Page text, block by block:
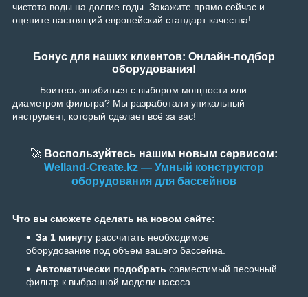
чистота воды на долгие годы. Закажите прямо сейчас и
оцените настоящий европейский стандарт качества!
Бонус для наших клиентов: Онлайн-подбор
оборудования!
Боитесь ошибиться с выбором мощности или
диаметром фильтра? Мы разработали уникальный
инструмент, который сделает всё за вас!
🚀 Воспользуйтесь нашим новым сервисом:
Welland-Create.kz — Умный конструктор
оборудования для бассейнов
Что вы сможете сделать на новом сайте:
За 1 минуту рассчитать необходимое
оборудование под объем вашего бассейна.
Автоматически подобрать совместимый песочный
фильтр к выбранной модели насоса.